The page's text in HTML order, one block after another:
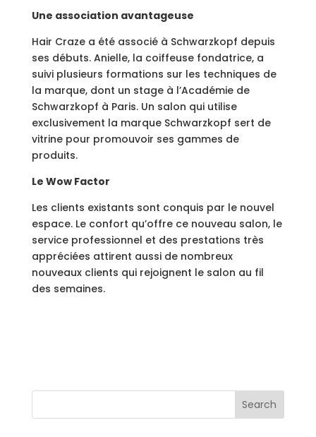
Une association avantageuse
Hair Craze a été associé à Schwarzkopf depuis
ses débuts. Anielle, la coiffeuse fondatrice, a
suivi plusieurs formations sur les techniques de
la marque, dont un stage à l’Académie de
Schwarzkopf à Paris. Un salon qui utilise
exclusivement la marque Schwarzkopf sert de
vitrine pour promouvoir ses gammes de
produits.
Le Wow Factor
Les clients existants sont conquis par le nouvel
espace. Le confort qu’offre ce nouveau salon, le
service professionnel et des prestations très
appréciées attirent aussi de nombreux
nouveaux clients qui rejoignent le salon au fil
des semaines.
Search